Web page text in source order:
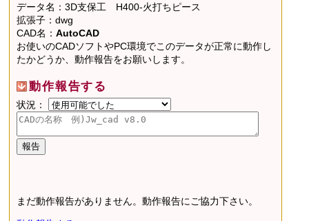
データ名：3D支保工 H400-火打ちピース
拡張子：dwg
CAD名：AutoCAD
お使いのCADソフトやPC環境でこのデータが正常に動作し
たかどうか、動作報告をお願いします。
動作報告する
状況：
まだ動作報告がありません。動作報告にご協力下さい。